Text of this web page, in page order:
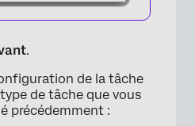
×
.
de la tâche
de tâche que vous
précédemment :